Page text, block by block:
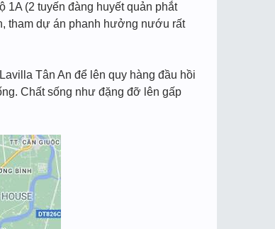
(2 tuyến đàng huyết quản phắt
tham dự án phanh hưởng nướu rất
Tân An để lên quy hàng đầu hồi
Chất sống như đặng đỡ lên gấp